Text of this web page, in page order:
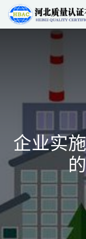
企业实